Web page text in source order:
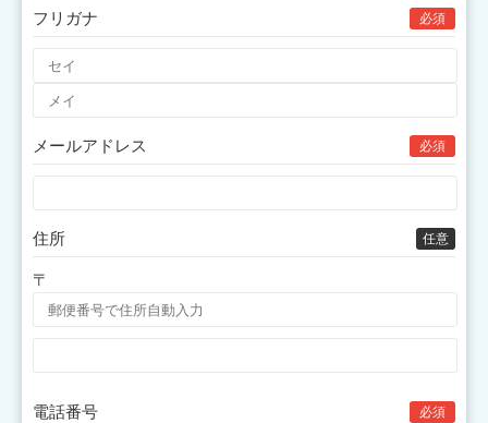
フリガナ 必須
メールアドレス 必須
住所 任意
〒
電話番号 必須